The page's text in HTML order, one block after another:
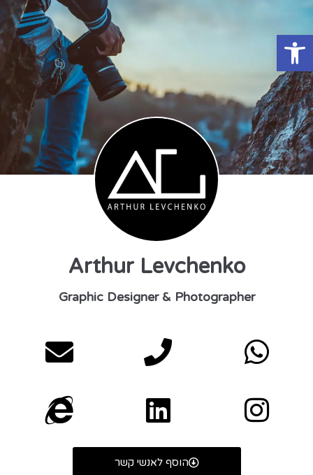
Open toolbar
Arthur Levchenko
Graphic Designer & Photographer
הוסף לאנשי קשר